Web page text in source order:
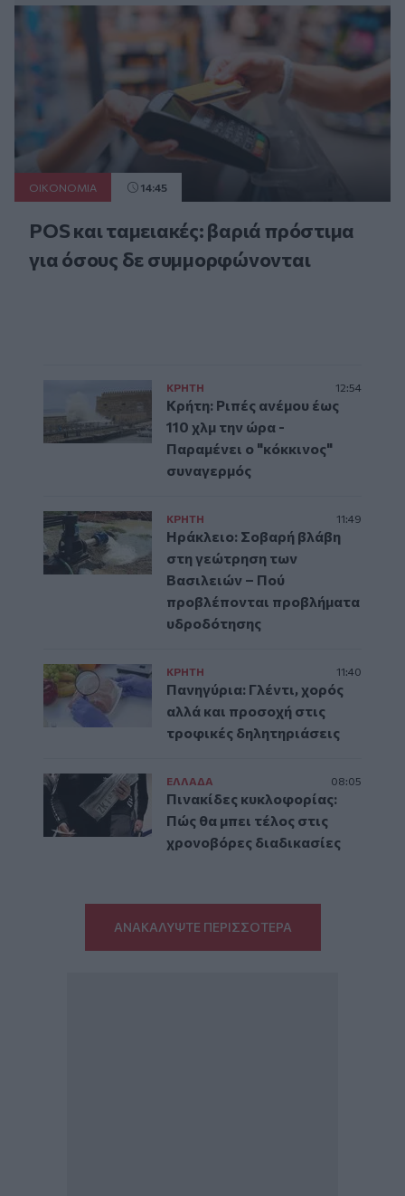
ΟΙΚΟΝΟΜΙΑ 14:45
POS και ταμειακές: βαριά πρόστιμα
για όσους δε συμμορφώνονται
ΚΡΗΤΗ 12:54
Κρήτη: Ριπές ανέμου έως
110 χλμ την ώρα -
Παραμένει ο "κόκκινος"
συναγερμός
ΚΡΗΤΗ 11:49
Ηράκλειο: Σοβαρή βλάβη
στη γεώτρηση των
Βασιλειών – Πού
προβλέπονται προβλήματα
υδροδότησης
ΚΡΗΤΗ 11:40
Πανηγύρια: Γλέντι, χορός
αλλά και προσοχή στις
τροφικές δηλητηριάσεις
ΕΛΛAΔΑ 08:05
Πινακίδες κυκλοφορίας:
Πώς θα μπει τέλος στις
χρονοβόρες διαδικασίες
ΑΝΑΚΑΛΥΨΤΕ ΠΕΡΙΣΣΟΤΕΡΑ